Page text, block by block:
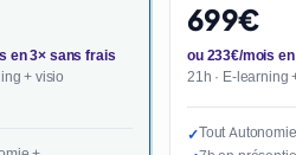
en 3× sans frais
+ visio
699€
ou 233€/mois
21h · E-learning
✓Tout